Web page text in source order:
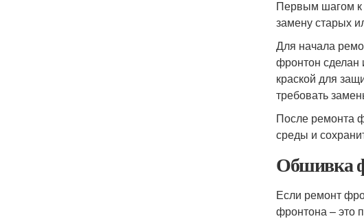
Первым шагом к
замену старых
Для начала
фронтон сделан
краской для
требовать
После ремонта
среды и
Обшивка
Если ремонт
фронтона – это